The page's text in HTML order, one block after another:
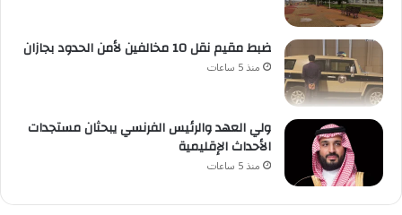
ضبط مقيم نقل 10 مخالفين لأمن الحدود بجازان
منذ 5 ساعات
ولي العهد والرئيس الفرنسي يبحثان مستجدات
الأحداث الإقليمية
منذ 5 ساعات